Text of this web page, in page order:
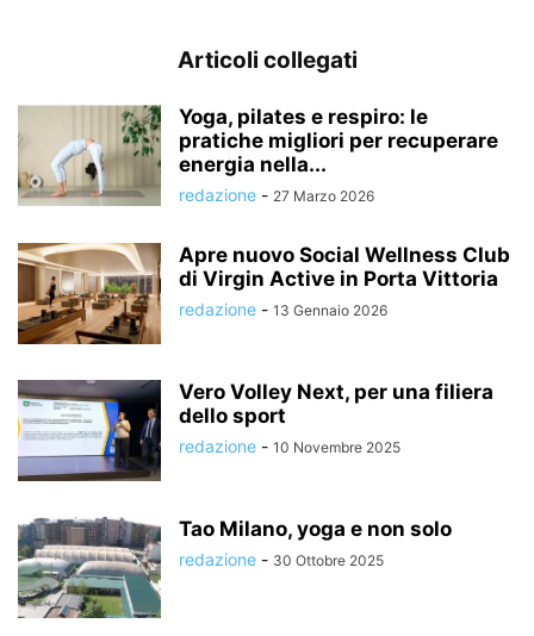
Articoli collegati
Yoga, pilates e respiro: le
pratiche migliori per recuperare
energia nella...
redazione - 27 Marzo 2026
Apre nuovo Social Wellness Club
di Virgin Active in Porta Vittoria
redazione - 13 Gennaio 2026
Vero Volley Next, per una filiera
dello sport
redazione - 10 Novembre 2025
Tao Milano, yoga e non solo
redazione - 30 Ottobre 2025